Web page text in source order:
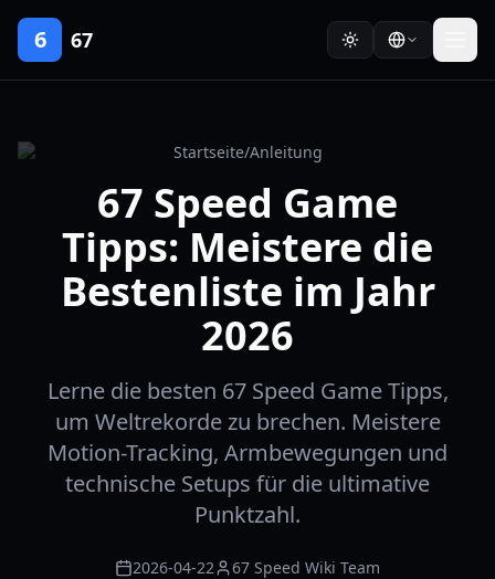
6 67
Startseite/Anleitung
67 Speed Game
Tipps: Meistere die
Bestenliste im Jahr
2026
Lerne die besten 67 Speed Game Tipps,
um Weltrekorde zu brechen. Meistere
Motion-Tracking, Armbewegungen und
technische Setups für die ultimative
Punktzahl.
2026-04-22 67 Speed Wiki Team